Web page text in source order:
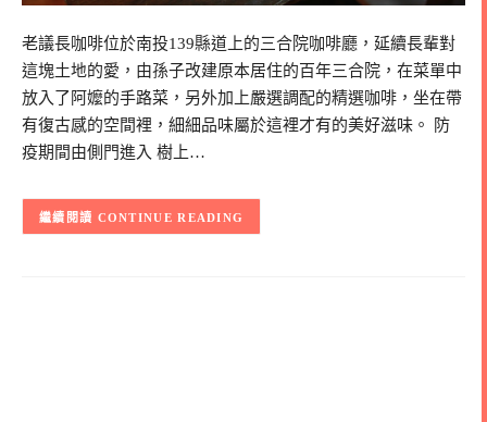
老議長咖啡位於南投139縣道上的三合院咖啡廳，延續長輩對
這塊土地的愛，由孫子改建原本居住的百年三合院，在菜單中
放入了阿嬤的手路菜，另外加上嚴選調配的精選咖啡，坐在帶
有復古感的空間裡，細細品味屬於這裡才有的美好滋味。 防
疫期間由側門進入 樹上…
CONTINUE READING